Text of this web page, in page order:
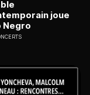
joue
Negro